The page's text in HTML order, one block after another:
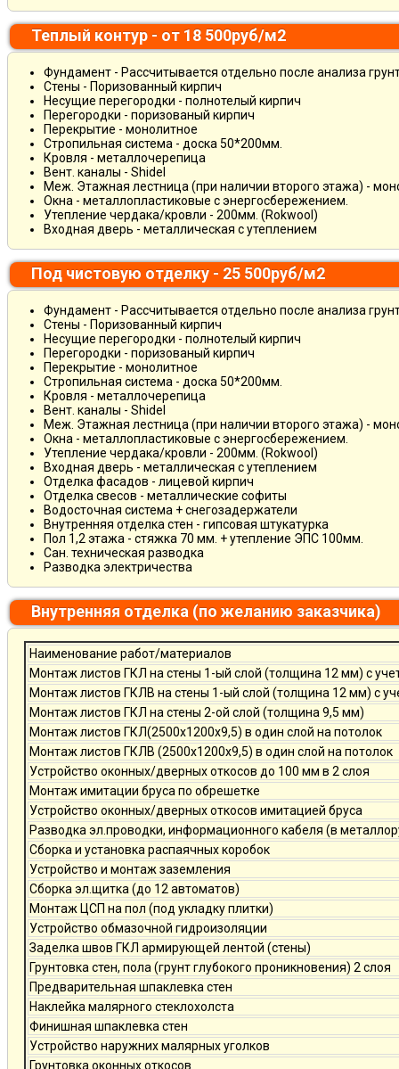
Теплый контур - от 18 500руб/м2
Фундамент - Рассчитывается отдельно после анализа
Стены - Поризованный кирпич
Несущие перегородки - полнотелый кирпич
Перегородки - поризованый кирпич
Перекрытие - монолитное
Стропильная система - доска 50*200мм.
Кровля - металлочерепица
Вент. каналы - Shidel
Меж. Этажная лестница (при наличии второго этажа) -
Окна - металлопластиковые с энергосбережением.
Утепление чердака/кровли - 200мм. (Rokwool)
Входная дверь - металлическая с утеплением
Под чистовую отделку - 25 500руб/м2
Фундамент - Рассчитывается отдельно после анализа
Стены - Поризованный кирпич
Несущие перегородки - полнотелый кирпич
Перегородки - поризованый кирпич
Перекрытие - монолитное
Стропильная система - доска 50*200мм.
Кровля - металлочерепица
Вент. каналы - Shidel
Меж. Этажная лестница (при наличии второго этажа) -
Окна - металлопластиковые с энергосбережением.
Утепление чердака/кровли - 200мм. (Rokwool)
Входная дверь - металлическая с утеплением
Отделка фасадов - лицевой кирпич
Отделка свесов - металлические софиты
Водосточная система + снегозадержатели
Внутренняя отделка стен - гипсовая штукатурка
Пол 1,2 этажа - стяжка 70 мм. + утепление ЭПС 100мм.
Сан. техническая разводка
Разводка электричества
Внутренняя отделка (по желанию заказчика)
Наименование работ/материалов
Монтаж листов ГКЛ на стены 1-ый слой (толщина 12 мм) с
Монтаж листов ГКЛВ на стены 1-ый слой (толщина 12 мм) с
Монтаж листов ГКЛ на стены 2-ой слой (толщина 9,5 мм)
Монтаж листов ГКЛ(2500х1200х9,5) в один слой на потолок
Монтаж листов ГКЛВ (2500х1200х9,5) в один слой на потолок
Устройство оконных/дверных откосов до 100 мм в 2 слоя
Монтаж имитации бруса по обрешетке
Устройство оконных/дверных откосов имитацией бруса
Разводка эл.проводки, информационного кабеля (в
Сборка и установка распаячных коробок
Устройство и монтаж заземления
Сборка эл.щитка (до 12 автоматов)
Монтаж ЦСП на пол (под укладку плитки)
Устройство обмазочной гидроизоляции
Заделка швов ГКЛ армирующей лентой (стены)
Грунтовка стен, пола (грунт глубокого проникновения) 2 слоя
Предварительная шпаклевка стен
Наклейка малярного стеклохолста
Финишная шпаклевка стен
Устройство наружних малярных уголков
Грунтовка оконных откосов